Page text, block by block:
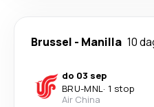
Brussel - Manilla 10
do 03 sep
BRU-MNL· 1 stop
Air China